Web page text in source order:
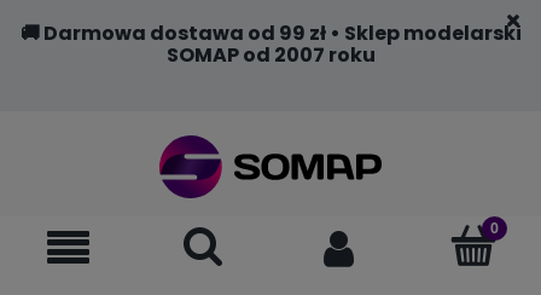
🚚 Darmowa dostawa od 99 zł • Sklep modelarski
SOMAP od 2007 roku